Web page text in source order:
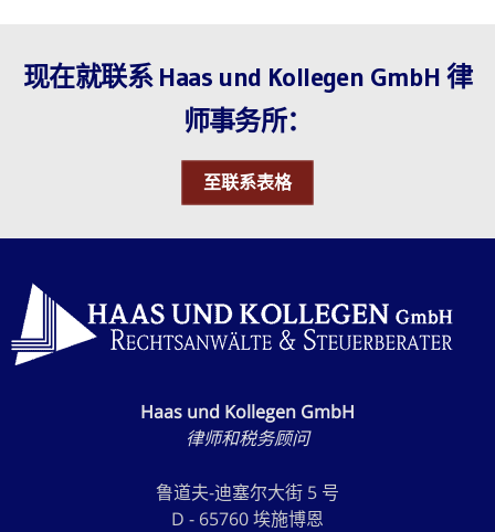
现在就联系 Haas und Kollegen GmbH 律
师事务所：
至联系表格
Haas und Kollegen GmbH
律师和税务顾问
鲁道夫-迪塞尔大街 5 号
D - 65760 埃施博恩